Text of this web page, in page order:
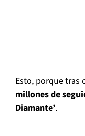
Esto, porque tras
millones de
Diamante’.